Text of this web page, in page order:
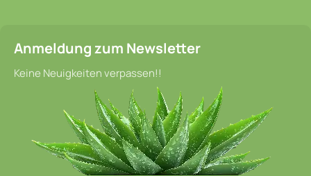
Anmeldung zum Newsletter
Keine Neuigkeiten verpassen!!